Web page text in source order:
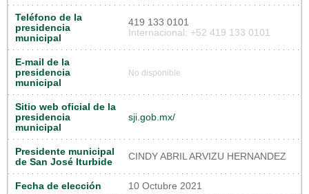
Teléfono de la
presidencia
municipal
419 133 0101
Internacional: +52 419 133 0101
E-mail de la
presidencia
municipal
No disponible
Sitio web oficial de la
presidencia
municipal
sji.gob.mx/
Presidente municipal
de San José Iturbide
CINDY ABRIL ARVIZU HERNANDEZ
Fecha de elección 10 Octubre 2021